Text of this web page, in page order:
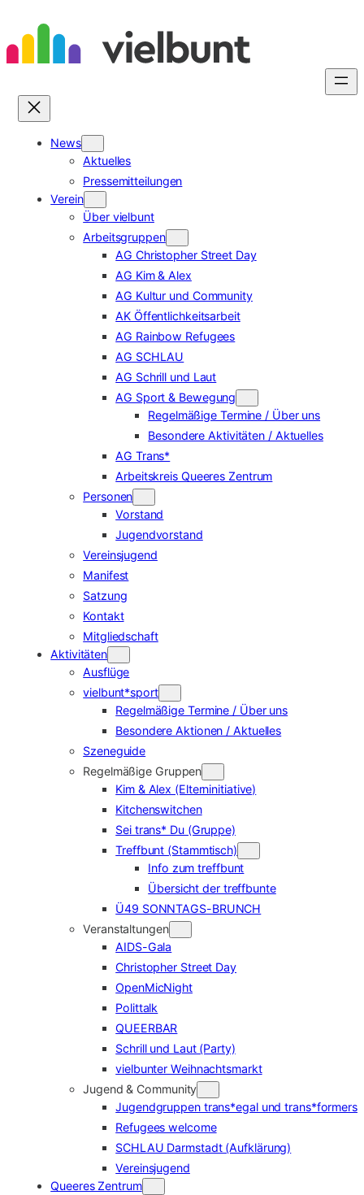
Inhalt
springen
News
Aktuelles
Pressemitteilungen
Verein
Über vielbunt
Arbeitsgruppen
AG Christopher Street Day
AG Kim & Alex
AG Kultur und Community
AK Öffentlichkeitsarbeit
AG Rainbow Refugees
AG SCHLAU
AG Schrill und Laut
AG Sport & Bewegung
Regelmäßige Termine / Über uns
Besondere Aktivitäten / Aktuelles
AG Trans*
Arbeitskreis Queeres Zentrum
Personen
Vorstand
Jugendvorstand
Vereinsjugend
Manifest
Satzung
Kontakt
Mitgliedschaft
Aktivitäten
Ausflüge
vielbunt*sport
Regelmäßige Termine / Über uns
Besondere Aktionen / Aktuelles
Szeneguide
Regelmäßige Gruppen
Kim & Alex (Elterninitiative)
Kitchenswitchen
Sei trans* Du (Gruppe)
Treffbunt (Stammtisch)
Info zum treffbunt
Übersicht der treffbunte
Ü49 SONNTAGS-BRUNCH
Veranstaltungen
AIDS-Gala
Christopher Street Day
OpenMicNight
Polittalk
QUEERBAR
Schrill und Laut (Party)
vielbunter Weihnachtsmarkt
Jugend & Community
Jugendgruppen trans*egal und trans*formers
Refugees welcome
SCHLAU Darmstadt (Aufklärung)
Vereinsjugend
Queeres Zentrum